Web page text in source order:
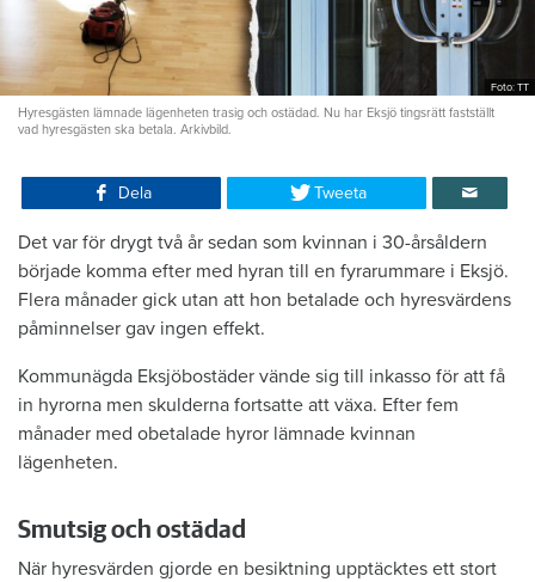
Foto: TT
Hyresgästen lämnade lägenheten trasig och ostädad. Nu har Eksjö tingsrätt fastställt
vad hyresgästen ska betala. Arkivbild.
Dela Tweeta
Det var för drygt två år sedan som kvinnan i 30-årsåldern
började komma efter med hyran till en fyrarummare i Eksjö.
Flera månader gick utan att hon betalade och hyresvärdens
påminnelser gav ingen effekt.
Kommunägda Eksjöbostäder vände sig till inkasso för att få
in hyrorna men skulderna fortsatte att växa. Efter fem
månader med obetalade hyror lämnade kvinnan
lägenheten.
Smutsig och ostädad
När hyresvärden gjorde en besiktning upptäcktes ett stort